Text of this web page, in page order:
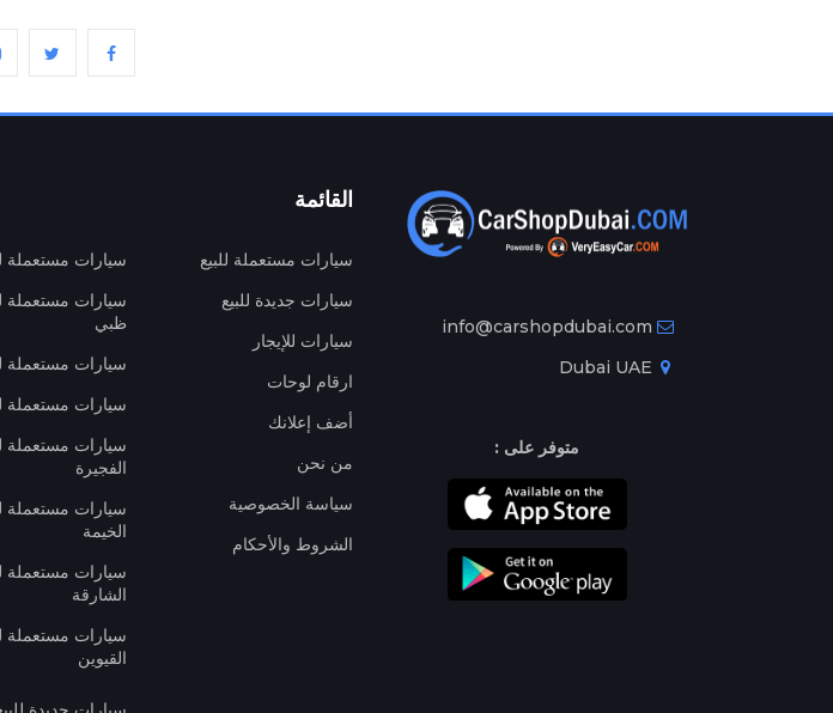
info@carshopdubai.com
متوفر على :
القائمة
سيارات مستعملة للبيع
سيارات جديدة للبيع
سيارات للإيجار
ارقام لوحات
أضف إعلانك
من نحن
سياسة الخصوصية
الشروط والأحكام
سيارات مستعملة
سيارات مستعملة
ظبي
سيارات مستعملة
سيارات مستعملة
سيارات مستعملة
الفجيرة
سيارات مستعملة
الخيمة
سيارات مستعملة
الشارقة
سيارات مستعملة
القيوين